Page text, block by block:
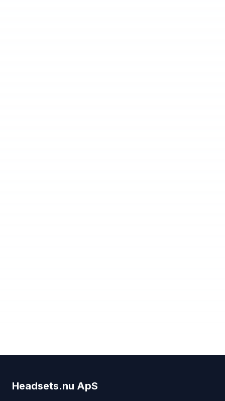
Headsets.nu ApS